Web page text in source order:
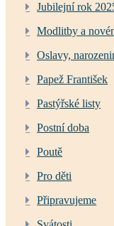
Jubilejní rok
Modlitby a
Oslavy,
Papež František
Pastýřské listy
Postní doba
Poutě
Pro děti
Připravujeme